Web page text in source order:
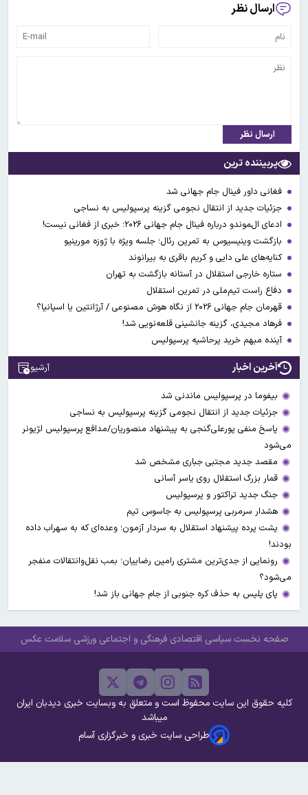
ارسال نظر
ارسال نظر
پربیننده ترین
فغانی داور فینال جام جهانی شد
جزئیات جدید از انتقال نجومی گزینه پرسپولیس به نساجی
ادعای ال‌‍موندو درباره فینال جام جهانی ۲۰۲۶؛ خبری از فغانی نیست!
بازگشت وینیسیوس به تمرین رئال؛ جلسه ویژه با ژوزه مورینیو
کنایه‌های علی دایی و کریم باقری به بیرانوند
ستاره خارجی استقلال در آستانه بازگشت به تهران
دفاع راست تیم‌ملی در تمرین استقلال
قهرمان جام جهانی ۲۰۲۶ از نگاه هوش مصنوعی / آرژانتین یا اسپانیا؟
فرهاد مجیدی، گزینه جانشینی قلعه‌نویی شد!
آینده مبهم خرید پرحاشیه پرسپولیس
آخرین اخبار آرشیو
بیفوما در پرسپولیس ماندنی شد
جزئیات جدید از انتقال نجومی گزینه پرسپولیس به نساجی
پاسخ منفی پورعلی‌گنجی به پیشنهاد منصوریان/مدافع پرسپولیس لژیونر
می‌شود
مقصد جدید مجتبی جباری مشخص شد
قمار بزرگ استقلال روی یاسر آسانی
جنگ جدید تراکتور و پرسپولیس
هشدار سرمربی پرسپولیس به جاسوس تیم
پشت پرده پیشنهاد استقلال به سردار آزمون؛ وعده‌ای که به سهراب داده
بودند!
رونمایی از جدی‌ترین مشتری رامین رضاییان؛ بمب نقل‌وانتقالات منفجر
می‌شود؟
پای پلیس به حذف کره جنوبی از جام جهانی باز شد!
صفحه نخست سیاسی اقتصادی فرهنگی و اجتماعی ورزشی سلامت عکس
کلیه حقوق این سایت محفوظ است و متعلق به وبسایت خبری دیدبان ایران
میباشد
طراحی سایت خبری و خبرگزاری آسام